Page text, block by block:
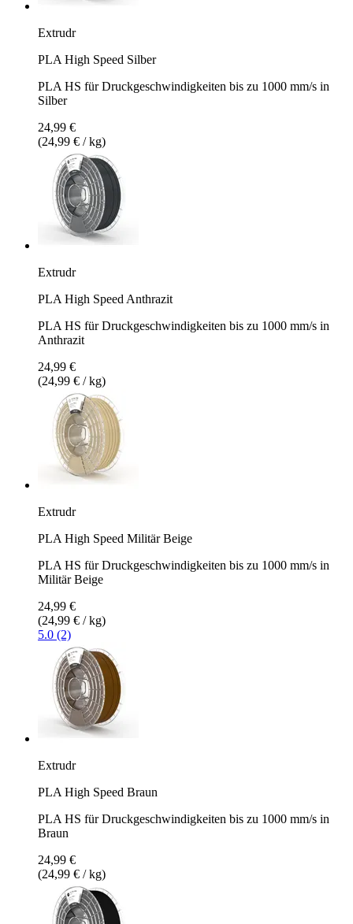
Extrudr
PLA High Speed Silber
PLA HS für Druckgeschwindigkeiten bis zu 1000 mm/s in
Silber
24,99 €
(24,99 € / kg)
Extrudr
PLA High Speed Anthrazit
PLA HS für Druckgeschwindigkeiten bis zu 1000 mm/s in
Anthrazit
24,99 €
(24,99 € / kg)
Extrudr
PLA High Speed Militär Beige
PLA HS für Druckgeschwindigkeiten bis zu 1000 mm/s in
Militär Beige
24,99 €
(24,99 € / kg)
5.0 (2)
Extrudr
PLA High Speed Braun
PLA HS für Druckgeschwindigkeiten bis zu 1000 mm/s in
Braun
24,99 €
(24,99 € / kg)